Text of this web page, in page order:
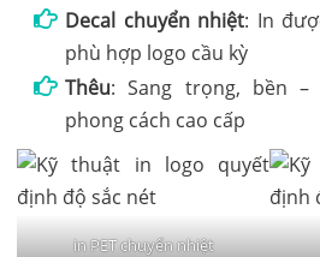
Decal chuyển nhiệt: In
phù hợp logo cầu kỳ
Thêu: Sang trọng, bền
phong cách cao cấp
in PET chuyển nhiệt